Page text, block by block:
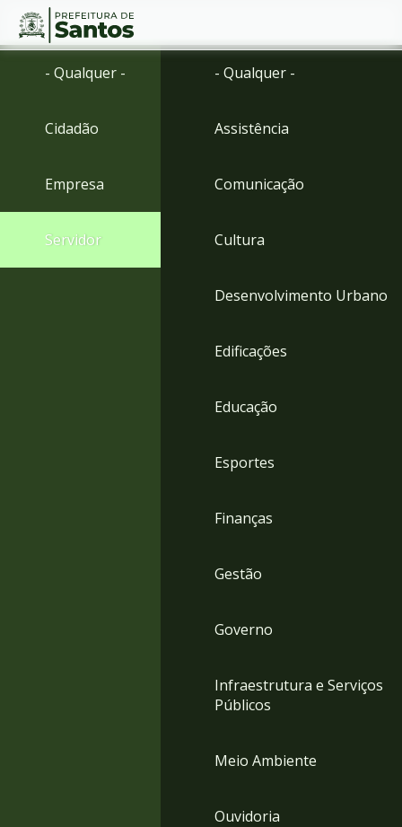
Ir
menu
para
Conteúdo
- Qualquer -
Cidadão
Empresa
Servidor
- Qualquer -
Assistência
Comunicação
Cultura
Desenvolvimento Urbano
Edificações
Educação
Esportes
Finanças
Gestão
Governo
Infraestrutura e Serviços
Públicos
Meio Ambiente
Ouvidoria